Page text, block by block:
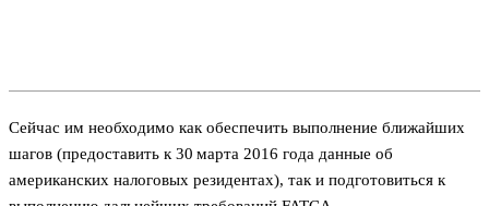
Сейчас им необходимо как обеспечить выполнение ближайших
шагов (предоставить к 30 марта 2016 года данные об
американских налоговых резидентах), так и подготовиться к